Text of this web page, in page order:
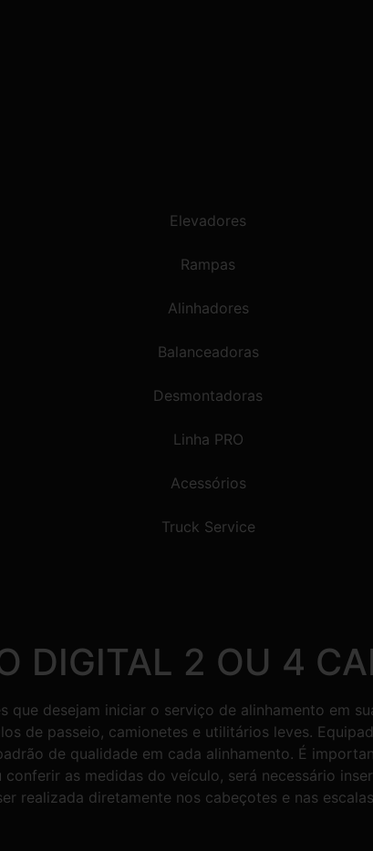
Elevadores
Rampas
Alinhadores
Balanceadoras
Desmontadoras
Linha PRO
Acessórios
Truck Service
DIGITAL 2 OU 4
desejam iniciar o serviço de alinhamento em
de passeio, camionetes e utilitários leves.
de qualidade em cada alinhamento. É
as medidas do veículo, será necessário
realizada diretamente nos cabeçotes e nas